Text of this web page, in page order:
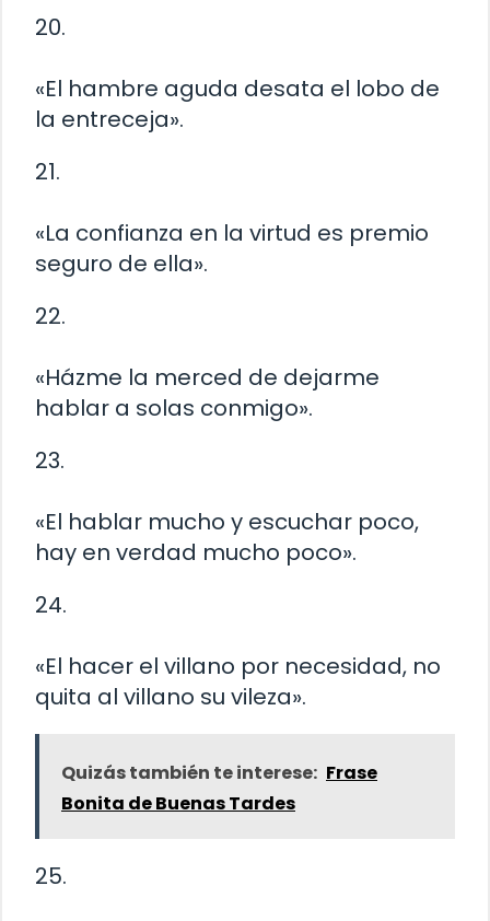
20.
«El hambre aguda desata el lobo de
la entreceja».
21.
«La confianza en la virtud es premio
seguro de ella».
22.
«Házme la merced de dejarme
hablar a solas conmigo».
23.
«El hablar mucho y escuchar poco,
hay en verdad mucho poco».
24.
«El hacer el villano por necesidad, no
quita al villano su vileza».
Quizás también te interese: Frase
Bonita de Buenas Tardes
25.